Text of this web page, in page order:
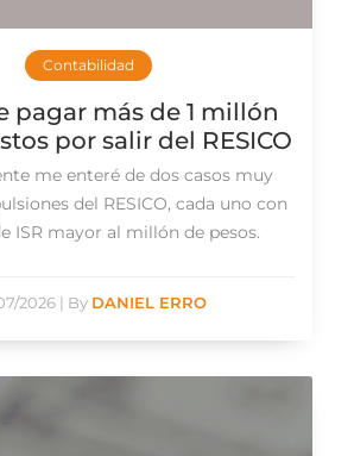
Contabilidad
pagar más de 1 millón
por salir del RESICO
me enteré de dos casos muy
del RESICO, cada uno con
ISR mayor al millón de pesos.
2026 | By DANIEL ERRO